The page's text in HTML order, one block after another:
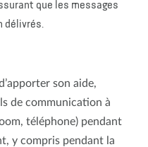
que les messages
délivrés.
son aide,
de communication à
téléphone) pendant
y compris pendant la